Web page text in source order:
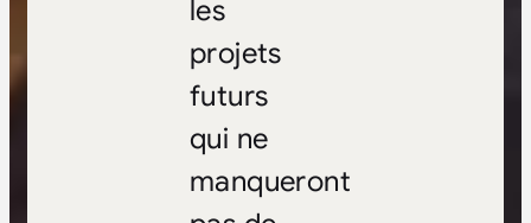
les
projets
futurs
qui ne
manqueront